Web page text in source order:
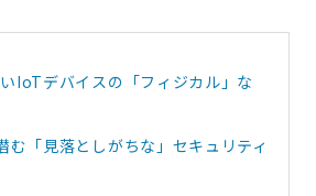
IoTデバイスの「フィジカル」な
む「見落としがちな」セキュリティ